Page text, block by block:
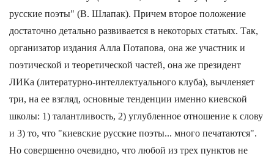
русские поэты" (В. Шлапак). Причем второе положение
достаточно детально развивается в некоторых статьях. Так,
организатор издания Алла Потапова, она же участник и
поэтической и теоретической частей, она же президент
ЛИКа (литературно-интеллектуального клуба), вычленяет
три, на ее взгляд, основные тенденции именно киевской
школы: 1) талантливость, 2) углубленное отношение к слову
и 3) то, что "киевские русские поэты... много печатаются".
Но совершенно очевидно, что любой из трех пунктов не